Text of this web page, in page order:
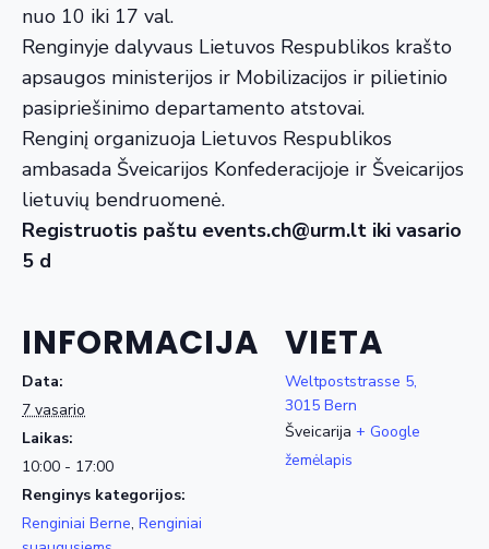
nuo 10 iki 17 val.
Renginyje dalyvaus Lietuvos Respublikos krašto
apsaugos ministerijos ir Mobilizacijos ir pilietinio
pasipriešinimo departamento atstovai.
Renginį organizuoja Lietuvos Respublikos
ambasada Šveicarijos Konfederacijoje ir Šveicarijos
lietuvių bendruomenė.
Registruotis paštu events.ch@urm.lt iki vasario
5 d
INFORMACIJA
Data:
7 vasario
Laikas:
10:00 - 17:00
Renginys kategorijos:
Renginiai Berne, Renginiai
VIETA
Weltpoststrasse 5,
3015 Bern
Šveicarija + Google
žemėlapis